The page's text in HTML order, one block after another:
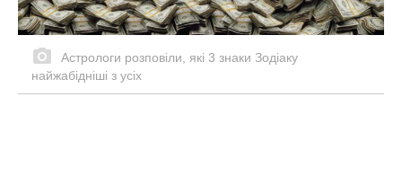
Астрологи розповіли, які 3 знаки Зодіаку
найжабідніші з усіх